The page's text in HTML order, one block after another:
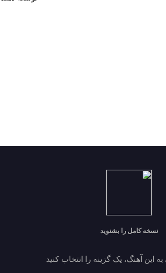
نسخه کامل را بشنوید
این آهنگ، یک گزینه را انتخاب کنید